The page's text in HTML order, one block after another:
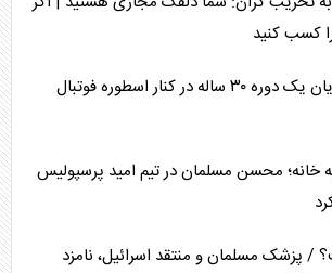
کسب کنید
درگذشت مسی؛ پایان یک دوره ۳۰ ساله در کنار اسطوره فوتبال
محسن مسلمان در تیم امید پرسپولیس
/ پزشک مسلمان و منتقد اسرائیل، نامزد